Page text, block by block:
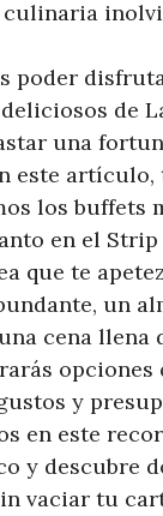
poder
de
una
este artículo,
los buffets
en el
que te
un
cena llena
opciones
y
en este
y descubre
vaciar tu